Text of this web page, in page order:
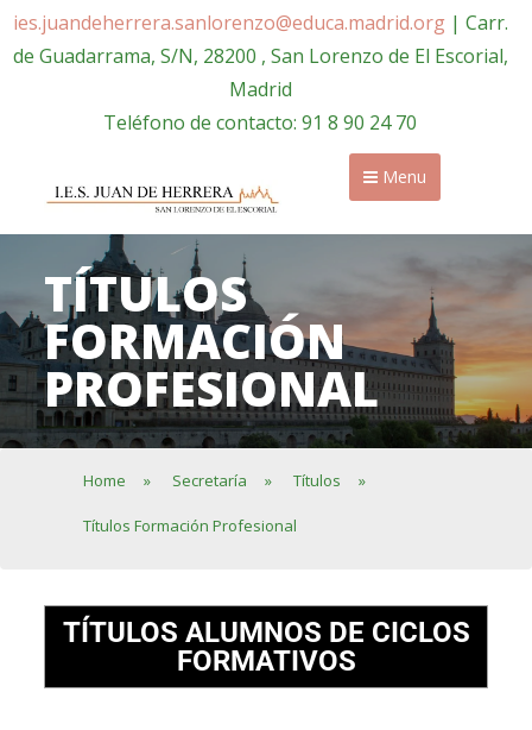
ies.juandeherrera.sanlorenzo@educa.madrid.org| Carr.
de Guadarrama, S/N, 28200 , San Lorenzo de El Escorial,
Madrid
Teléfono de contacto: 91 8 90 24 70
Menu
TÍTULOS
FORMACIÓN
PROFESIONAL
Home » Secretaría » Títulos »
Títulos Formación Profesional
TÍTULOS ALUMNOS DE CICLOS
FORMATIVOS